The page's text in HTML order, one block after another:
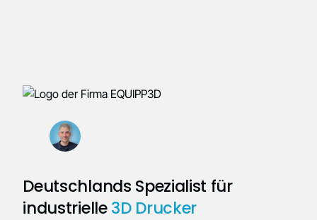
Deutschlands Spezialist für
industrielle3D Drucker